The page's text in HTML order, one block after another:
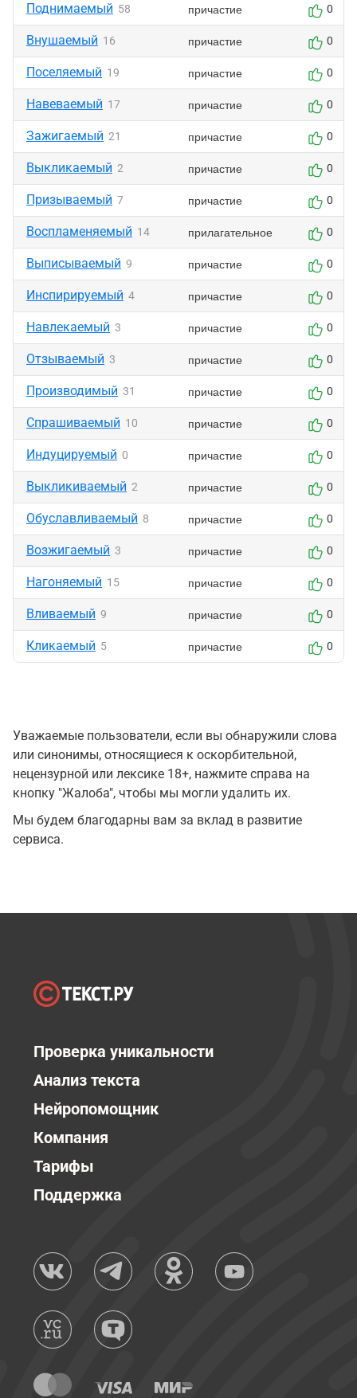
Поднимаемый 58 причастие 0
Внушаемый 16 причастие 0
Поселяемый 19 причастие 0
Навеваемый 17 причастие 0
Зажигаемый 21 причастие 0
Выкликаемый 2 причастие 0
Призываемый 7 причастие 0
Воспламеняемый 14 прилагательное 0
Выписываемый 9 причастие 0
Инспирируемый 4 причастие 0
Навлекаемый 3 причастие 0
Отзываемый 3 причастие 0
Производимый 31 причастие 0
Спрашиваемый 10 причастие 0
Индуцируемый 0 причастие 0
Выкликиваемый 2 причастие 0
Обуславливаемый 8 причастие 0
Возжигаемый 3 причастие 0
Нагоняемый 15 причастие 0
Вливаемый 9 причастие 0
Кликаемый 5 причастие 0
Уважаемые пользователи, если вы обнаружили слова
или синонимы, относящиеся к оскорбительной,
нецензурной или лексике 18+, нажмите справа на
кнопку "Жалоба", чтобы мы могли удалить их.
Мы будем благодарны вам за вклад в развитие
сервиса.
Проверка уникальности
Анализ текста
Нейропомощник
Компания
Тарифы
Поддержка